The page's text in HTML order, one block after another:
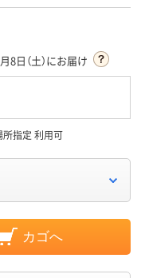
8日（土）にお届け
所指定 利用可
カゴへ